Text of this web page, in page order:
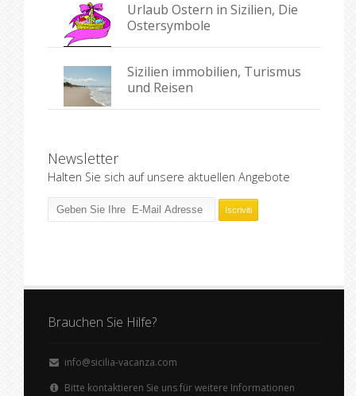
Urlaub Ostern in Sizilien, Die
Ostersymbole
Sizilien immobilien, Turismus
und Reisen
Newsletter
Halten Sie sich auf unsere aktuellen Angebote
Brauchen Sie Hilfe?
info@sicilia-vacanza.com
Bitte kontaktieren Sie uns für weitere Informationen